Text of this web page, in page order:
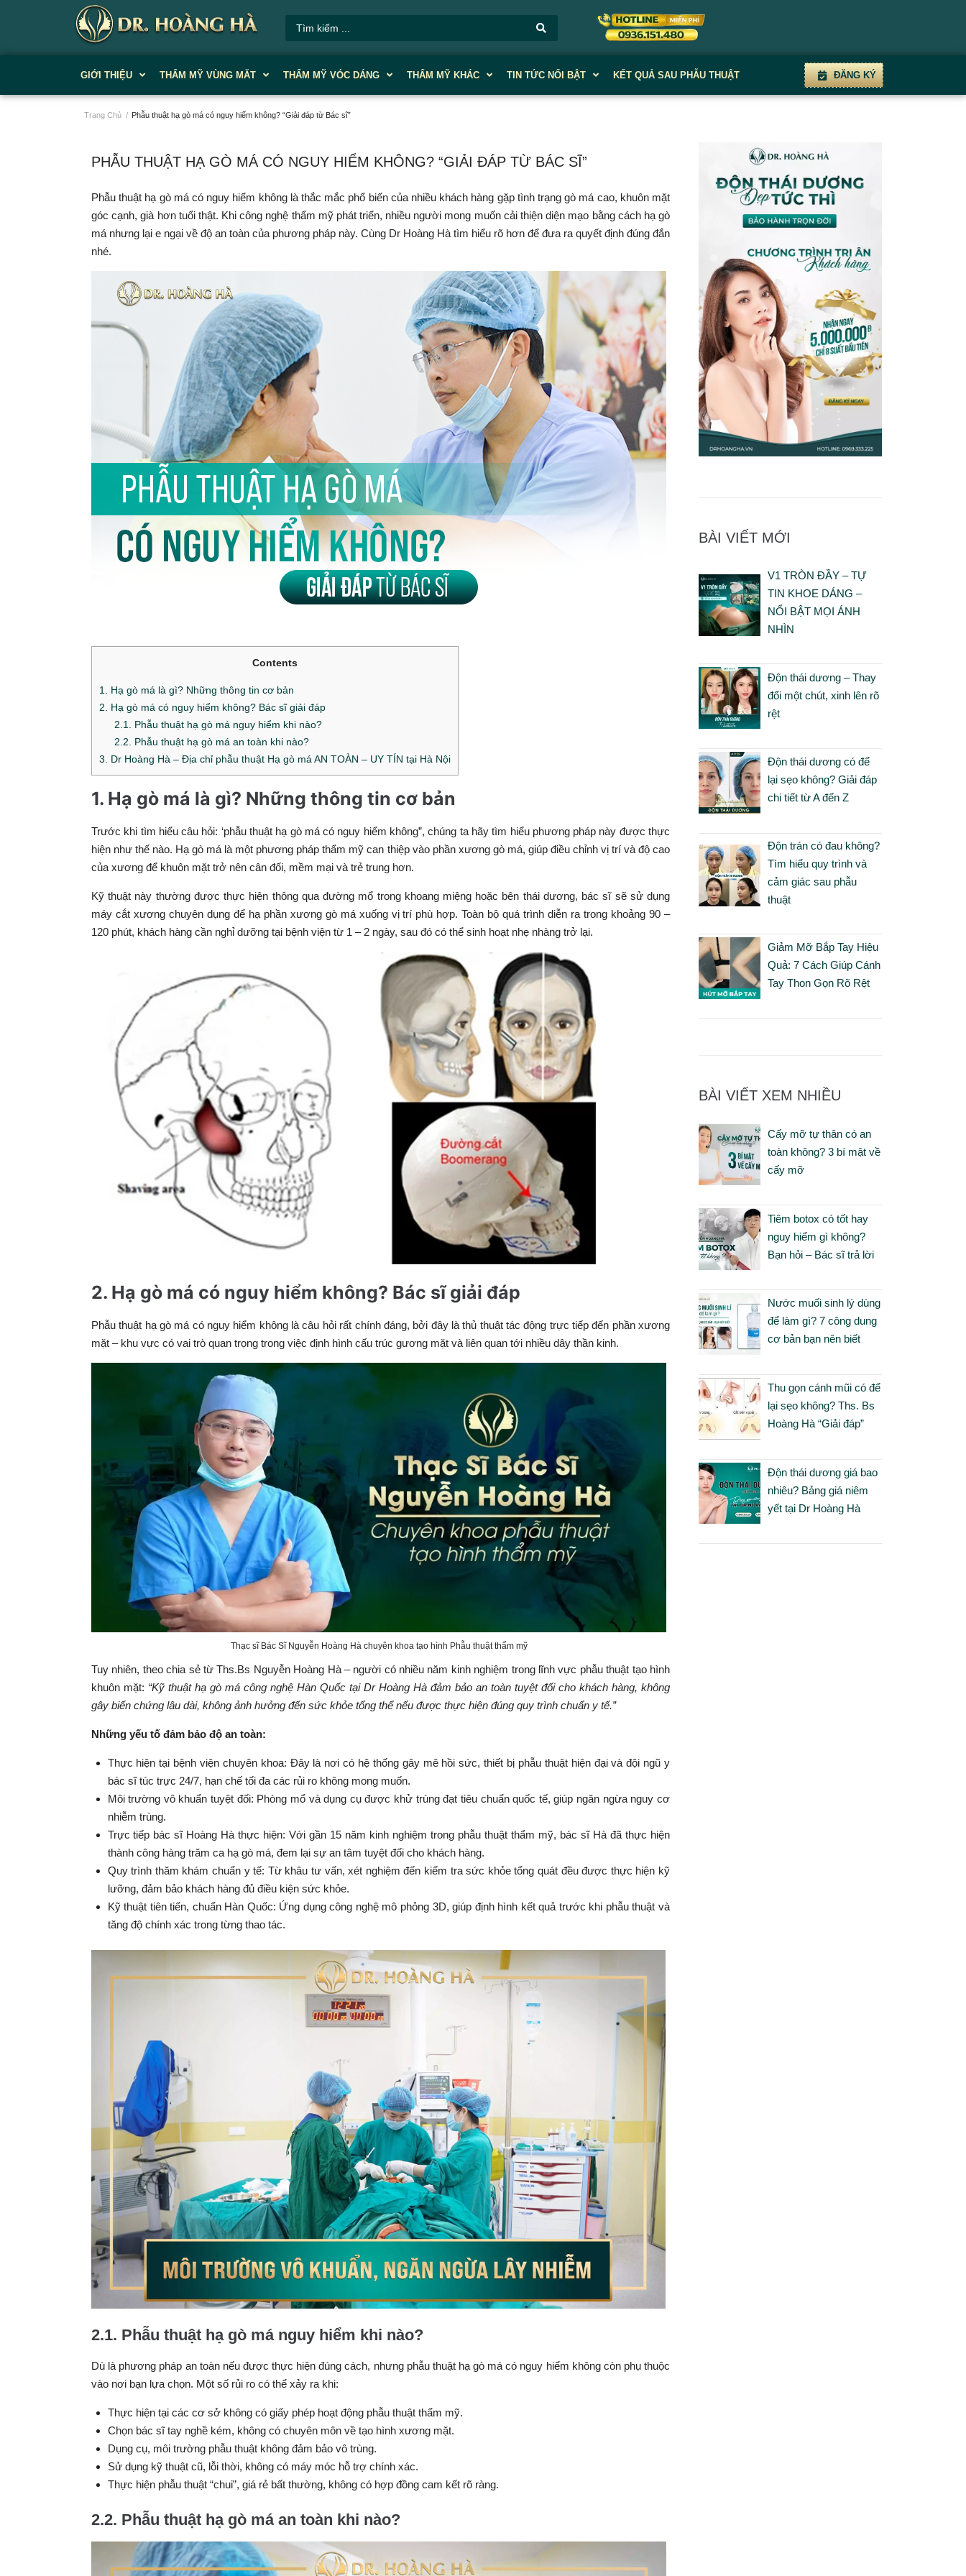
GIỚI THIỆU THẨM MỸ VÙNG MĂT THẨM MỸ VÓC DÁNG THẨM MỸ KHÁC TIN TỨC NỔI BẬT KẾT QUẢ SAU PHẪU THUẬT ĐĂNG KÝ
Trang Chủ / Phẫu thuật hạ gò má có nguy hiểm không? “Giải đáp từ Bác sĩ”
PHẪU THUẬT HẠ GÒ MÁ CÓ NGUY HIỂM KHÔNG? “GIẢI ĐÁP TỪ BÁC SĨ”
Phẫu thuật hạ gò má có nguy hiểm không là thắc mắc phổ biến của nhiều khách hàng gặp tình trạng gò má cao, khuôn mặt
góc cạnh, già hơn tuổi thật. Khi công nghệ thẩm mỹ phát triển, nhiều người mong muốn cải thiện diện mạo bằng cách hạ gò
má nhưng lại e ngại về độ an toàn của phương pháp này. Cùng Dr Hoàng Hà tìm hiểu rõ hơn để đưa ra quyết định đúng đắn
nhé.
Contents
1. Hạ gò má là gì? Những thông tin cơ bản
2. Hạ gò má có nguy hiểm không? Bác sĩ giải đáp
2.1. Phẫu thuật hạ gò má nguy hiểm khi nào?
2.2. Phẫu thuật hạ gò má an toàn khi nào?
3. Dr Hoàng Hà – Địa chỉ phẫu thuật Hạ gò má AN TOÀN – UY TÍN tại Hà Nội
1. Hạ gò má là gì? Những thông tin cơ bản
Trước khi tìm hiểu câu hỏi: ‘phẫu thuật hạ gò má có nguy hiểm không”, chúng ta hãy tìm hiểu phương pháp này được thực
hiện như thế nào. Hạ gò má là một phương pháp thẩm mỹ can thiệp vào phần xương gò má, giúp điều chỉnh vị trí và độ cao
của xương để khuôn mặt trở nên cân đối, mềm mại và trẻ trung hơn.
Kỹ thuật này thường được thực hiện thông qua đường mổ trong khoang miệng hoặc bên thái dương, bác sĩ sẽ sử dụng
máy cắt xương chuyên dụng để hạ phần xương gò má xuống vị trí phù hợp. Toàn bộ quá trình diễn ra trong khoảng 90 –
120 phút, khách hàng cần nghỉ dưỡng tại bệnh viện từ 1 – 2 ngày, sau đó có thể sinh hoạt nhẹ nhàng trở lại.
2. Hạ gò má có nguy hiểm không? Bác sĩ giải đáp
Phẫu thuật hạ gò má có nguy hiểm không là câu hỏi rất chính đáng, bởi đây là thủ thuật tác động trực tiếp đến phần xương
mặt – khu vực có vai trò quan trọng trong việc định hình cấu trúc gương mặt và liên quan tới nhiều dây thần kinh.
Thạc sĩ Bác Sĩ Nguyễn Hoàng Hà chuyên khoa tạo hình Phẫu thuật thẩm mỹ
Tuy nhiên, theo chia sẻ từ Ths.Bs Nguyễn Hoàng Hà – người có nhiều năm kinh nghiệm trong lĩnh vực phẫu thuật tạo hình
khuôn mặt: “Kỹ thuật hạ gò má công nghệ Hàn Quốc tại Dr Hoàng Hà đảm bảo an toàn tuyệt đối cho khách hàng, không
gây biến chứng lâu dài, không ảnh hưởng đến sức khỏe tổng thể nếu được thực hiện đúng quy trình chuẩn y tế.”
Những yếu tố đảm bảo độ an toàn:
Thực hiện tại bệnh viện chuyên khoa: Đây là nơi có hệ thống gây mê hồi sức, thiết bị phẫu thuật hiện đại và đội ngũ y
bác sĩ túc trực 24/7, hạn chế tối đa các rủi ro không mong muốn.
Môi trường vô khuẩn tuyệt đối: Phòng mổ và dụng cụ được khử trùng đạt tiêu chuẩn quốc tế, giúp ngăn ngừa nguy cơ
nhiễm trùng.
Trực tiếp bác sĩ Hoàng Hà thực hiện: Với gần 15 năm kinh nghiệm trong phẫu thuật thẩm mỹ, bác sĩ Hà đã thực hiện
thành công hàng trăm ca hạ gò má, đem lại sự an tâm tuyệt đối cho khách hàng.
Quy trình thăm khám chuẩn y tế: Từ khâu tư vấn, xét nghiệm đến kiểm tra sức khỏe tổng quát đều được thực hiện kỹ
lưỡng, đảm bảo khách hàng đủ điều kiện sức khỏe.
Kỹ thuật tiên tiến, chuẩn Hàn Quốc: Ứng dụng công nghệ mô phỏng 3D, giúp định hình kết quả trước khi phẫu thuật và
tăng độ chính xác trong từng thao tác.
2.1. Phẫu thuật hạ gò má nguy hiểm khi nào?
Dù là phương pháp an toàn nếu được thực hiện đúng cách, nhưng phẫu thuật hạ gò má có nguy hiểm không còn phụ thuộc
vào nơi bạn lựa chọn. Một số rủi ro có thể xảy ra khi:
Thực hiện tại các cơ sở không có giấy phép hoạt động phẫu thuật thẩm mỹ.
Chọn bác sĩ tay nghề kém, không có chuyên môn về tạo hình xương mặt.
Dụng cụ, môi trường phẫu thuật không đảm bảo vô trùng.
Sử dụng kỹ thuật cũ, lỗi thời, không có máy móc hỗ trợ chính xác.
Thực hiện phẫu thuật “chui”, giá rẻ bất thường, không có hợp đồng cam kết rõ ràng.
2.2. Phẫu thuật hạ gò má an toàn khi nào?
BÀI VIẾT MỚI
V1 TRÒN ĐẦY – TỰ
TIN KHOE DÁNG –
NỔI BẬT MỌI ÁNH
NHÌN
Độn thái dương – Thay
đổi một chút, xinh lên rõ
rệt
Độn thái dương có để
lại sẹo không? Giải đáp
chi tiết từ A đến Z
Độn trán có đau không?
Tìm hiểu quy trình và
cảm giác sau phẫu
thuật
Giảm Mỡ Bắp Tay Hiệu
Quả: 7 Cách Giúp Cánh
Tay Thon Gọn Rõ Rệt
BÀI VIẾT XEM NHIỀU
Cấy mỡ tự thân có an
toàn không? 3 bí mật về
cấy mỡ
Tiêm botox có tốt hay
nguy hiểm gì không?
Bạn hỏi – Bác sĩ trả lời
Nước muối sinh lý dùng
để làm gì? 7 công dung
cơ bản bạn nên biết
Thu gọn cánh mũi có để
lại sẹo không? Ths. Bs
Hoàng Hà “Giải đáp”
Độn thái dương giá bao
nhiêu? Bảng giá niêm
yết tại Dr Hoàng Hà